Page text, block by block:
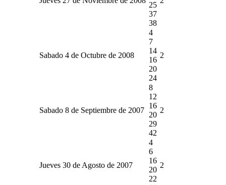
25
37
38
Sabado 4 de Octubre de 2008
4
7
14
16
20
24
2
Sabado 8 de Septiembre de 2007
8
12
16
20
29
42
2
Jueves 30 de Agosto de 2007
4
6
16
20
22
2